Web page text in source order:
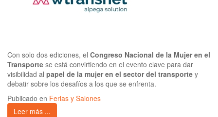
Con solo dos ediciones, el Congreso Nacional de la Mujer en el
Transporte se está convirtiendo en el evento clave para dar
visibilidad al papel de la mujer en el sector del transporte y
debatir sobre los desafíos a los que se enfrenta.
Publicado en Ferias y Salones
Leer más ...